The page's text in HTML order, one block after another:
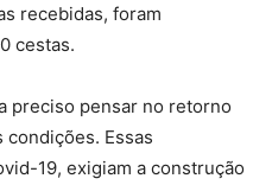
recebidas, foram
cestas.
preciso pensar no retorno
Essas
19, exigiam a construção